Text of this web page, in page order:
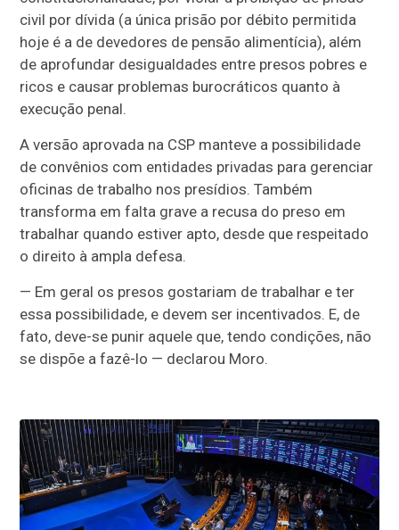
civil por dívida (a única prisão por débito permitida
hoje é a de devedores de pensão alimentícia), além
de aprofundar desigualdades entre presos pobres e
ricos e causar problemas burocráticos quanto à
execução penal.
A versão aprovada na CSP manteve a possibilidade
de convênios com entidades privadas para gerenciar
oficinas de trabalho nos presídios. Também
transforma em falta grave a recusa do preso em
trabalhar quando estiver apto, desde que respeitado
o direito à ampla defesa.
— Em geral os presos gostariam de trabalhar e ter
essa possibilidade, e devem ser incentivados. E, de
fato, deve-se punir aquele que, tendo condições, não
se dispõe a fazê-lo — declarou Moro.